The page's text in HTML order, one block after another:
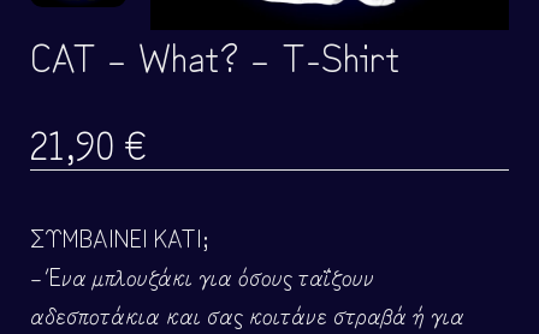
CAT – What? – T-Shirt
21,90 €
ΣΥΜΒΑΙΝΕΙ ΚΑΤΙ;
– Ένα μπλουζάκι για όσους ταΐζουν
αδεσποτάκια και σας κοιτάνε στραβά ή για